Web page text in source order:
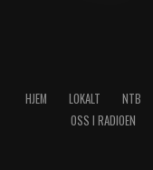
HJEM LOKALT NTB
OSS I RADIOEN